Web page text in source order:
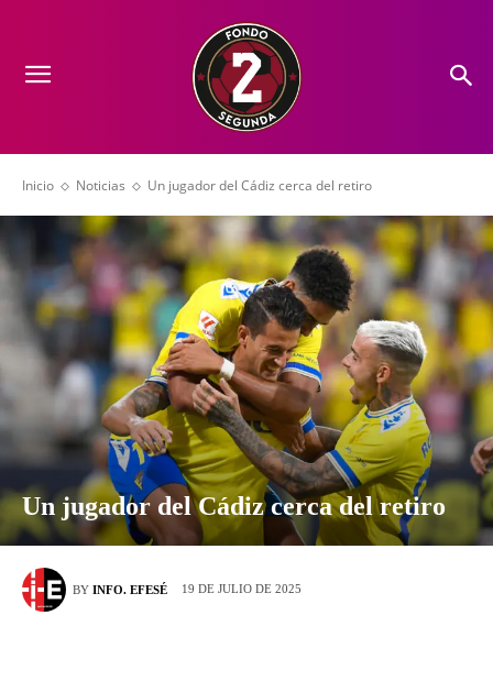
Inicio Noticias Un jugador del Cádiz cerca del retiro
Un jugador del Cádiz cerca del retiro
BY INFO. EFESÉ 19 DE JULIO DE 2025